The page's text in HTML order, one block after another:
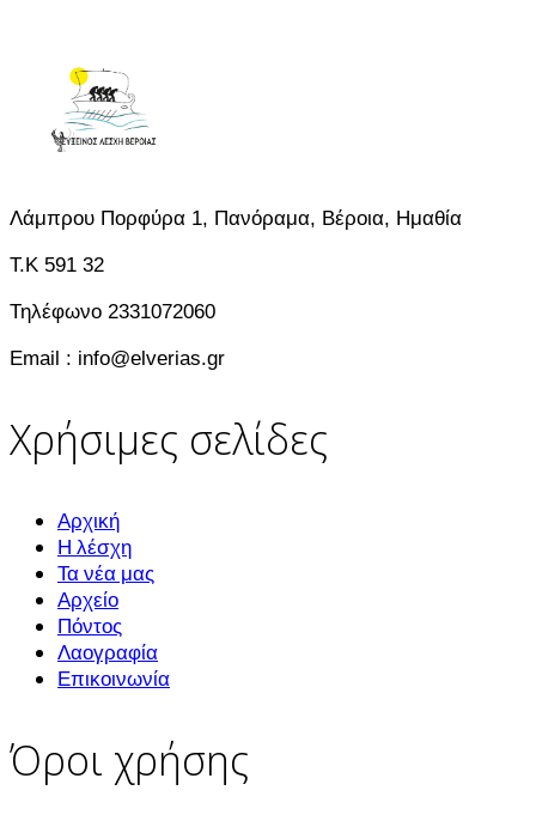
Λάμπρου Πορφύρα 1, Πανόραμα, Βέροια, Ημαθία
T.K 591 32
Τηλέφωνο 2331072060
Email : info@elverias.gr
Χρήσιμες σελίδες
Αρχική
Η λέσχη
Τα νέα μας
Αρχείο
Πόντος
Λαογραφία
Επικοινωνία
Όροι χρήσης